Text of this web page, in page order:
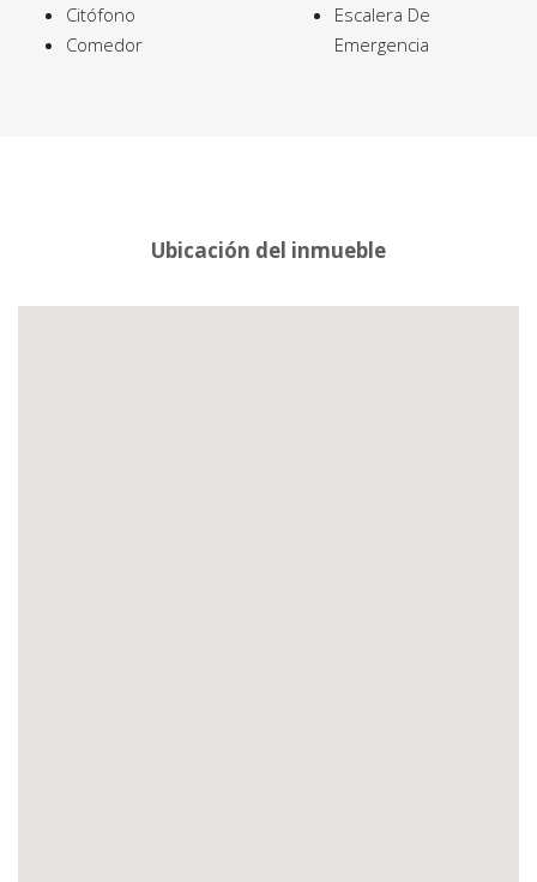
Citófono
Comedor
Escalera De
Emergencia
Ubicación del inmueble